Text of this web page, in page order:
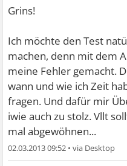
Grins!
Ich möchte den Test
machen, denn mit dem
meine Fehler gemacht.
wann und wie ich Zeit
fragen. Und dafür mir
iwie auch zu stolz. Vllt
mal abgewöhnen...
02.03.2013 09:52 •